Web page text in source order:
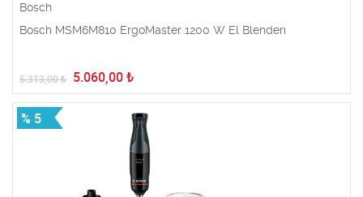
Bosch
Bosch MSM6M810 ErgoMaster 1200 W El Blenderı
5.313,00₺ 5.060,00 ₺
% 5